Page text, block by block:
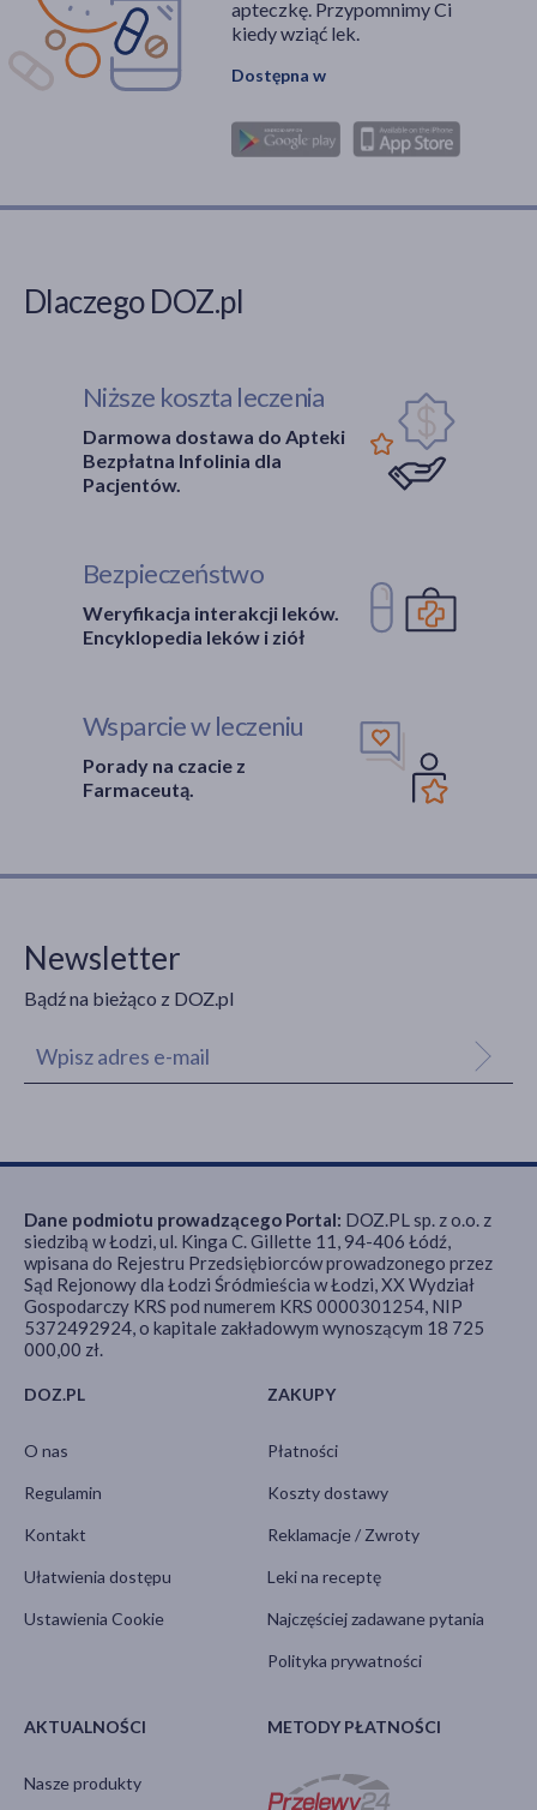
apteczkę. Przypomnimy Ci
kiedy wziąć lek.
Dostępna w
Dlaczego DOZ.pl
Niższe koszta leczenia
Darmowa dostawa do Apteki
Bezpłatna Infolinia dla
Pacjentów.
Bezpieczeństwo
Weryfikacja interakcji leków.
Encyklopedia leków i ziół
Wsparcie w leczeniu
Porady na czacie z
Farmaceutą.
Newsletter
Bądź na bieżąco z DOZ.pl
DOZ.PL
O nas
Regulamin
Kontakt
Ułatwienia dostępu
Ustawienia Cookie
ZAKUPY
Płatności
Koszty dostawy
Reklamacje / Zwroty
Leki na receptę
Najczęściej zadawane pytania
Polityka prywatności
AKTUALNOŚCI
Nasze produkty
METODY PŁATNOŚCI
Dane podmiotu prowadzącego Portal: DOZ.PL sp. z o.o. z
siedzibą w Łodzi, ul. Kinga C. Gillette 11, 94-406 Łódź,
wpisana do Rejestru Przedsiębiorców prowadzonego przez
Sąd Rejonowy dla Łodzi Śródmieścia w Łodzi, XX Wydział
Gospodarczy KRS pod numerem KRS 0000301254, NIP
5372492924, o kapitale zakładowym wynoszącym 18 725
000,00 zł.